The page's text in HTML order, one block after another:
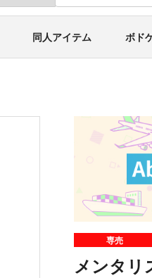
同人アイテム ボド
専売
メンタリ